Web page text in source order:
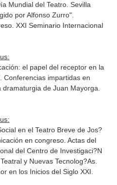
Mundial del Teatro. Sevilla
por Alfonso Zurro".
XXI Seminario Internacional
el papel del receptor en la
Conferencias impartidas en
de Juan Mayorga.
en el Teatro Breve de Jos?
en congreso. Actas del
del Centro de Investigaci?N
y Nuevas Tecnolog?As.
en los Inicios del Siglo XXI.